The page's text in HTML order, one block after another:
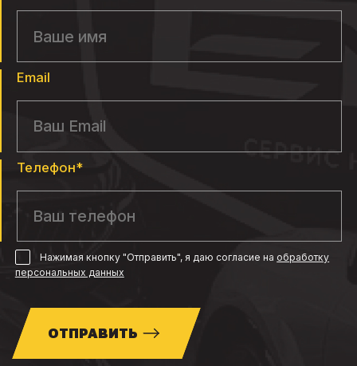
Email
Телефон*
Нажимая кнопку "Отправить", я даю согласиена обработку
персональных данных
ОТПРАВИТЬ